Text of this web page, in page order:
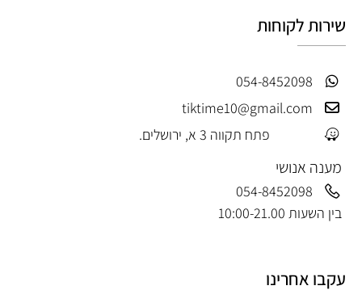
שירות לקוחות
054-8452098
tiktime10@gmail.com
פתח תקווה 3 א, ירושלים.
מענה אנושי
054-8452098
בין השעות 10:00-21.00
עקבו אחרינו